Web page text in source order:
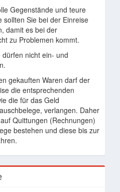
Gegenstände und teure
sollten Sie bei der Einreise
damit es bei der
zu Problemen kommt.
nicht ein- und
gekauften Waren darf der
die entsprechenden
die für das Geld
verlangen. Daher
Quittungen (Rechnungen)
bestehen und diese bis zur